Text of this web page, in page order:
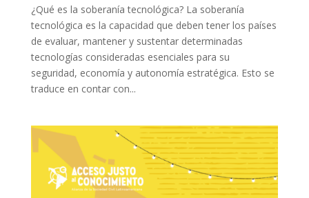
¿Qué es la soberanía tecnológica? La soberanía
tecnológica es la capacidad que deben tener los países
de evaluar, mantener y sustentar determinadas
tecnologías consideradas esenciales para su
seguridad, economía y autonomía estratégica. Esto se
traduce en contar con...